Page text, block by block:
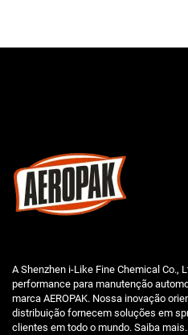
A Shenzhen i-Like Fine Chemical Co.,
performance para manutenção
marca AEROPAK. Nossa inovação
distribuição fornecem soluções em
clientes em todo o mundo. Saiba mais.